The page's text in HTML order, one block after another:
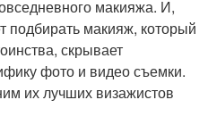
макияжа. И,
подбирать макияж, который
скрывает
фото и видео съемки.
их лучших визажистов